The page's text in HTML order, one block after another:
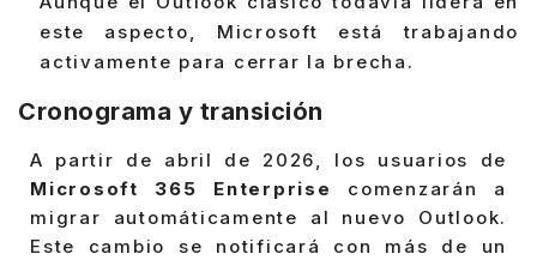
este aspecto, Microsoft está trabajando
activamente para cerrar la brecha.
Cronograma y transición
A partir de abril de 2026, los usuarios de
Microsoft 365 Enterprise
comenzarán a
migrar automáticamente al nuevo Outlook.
Este cambio se notificará con más de un